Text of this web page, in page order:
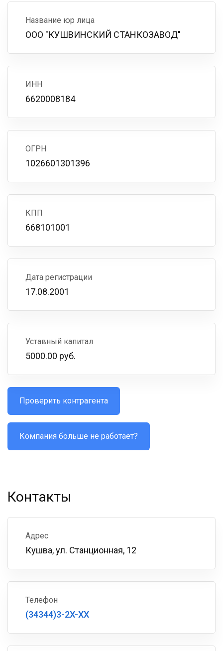
Название юр лица
ООО "КУШВИНСКИЙ СТАНКОЗАВОД"
ИНН
6620008184
ОГРН
1026601301396
КПП
668101001
Дата регистрации
17.08.2001
Уставный капитал
5000.00 руб.
Проверить контрагента
Компания больше не работает?
Контакты
Адрес
Кушва, ул. Станционная, 12
Телефон
(34344)3-2X-XX